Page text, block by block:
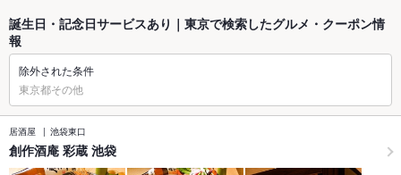
誕生日・記念日サービスあり｜東京で検索したグルメ・クーポン情
報
除外された条件
東京都その他
居酒屋 池袋東口
創作酒庵 彩蔵 池袋